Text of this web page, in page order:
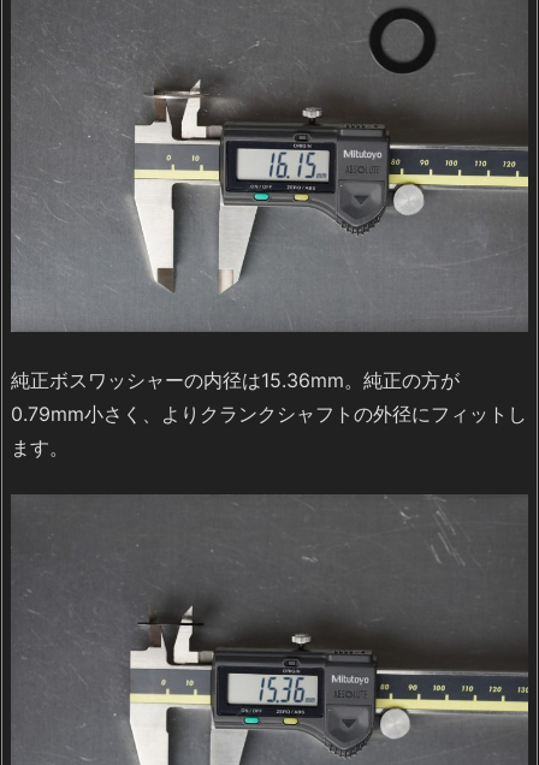
純正ボスワッシャーの内径は15.36mm。純正の方が
0.79mm小さく、よりクランクシャフトの外径にフィットし
ます。